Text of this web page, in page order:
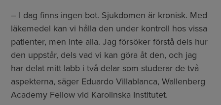
– I dag finns ingen bot. Sjukdomen är kronisk. Med
läkemedel kan vi hålla den under kontroll hos vissa
patienter, men inte alla. Jag försöker förstå dels hur
den uppstår, dels vad vi kan göra åt den, och jag
har delat mitt labb i två delar som studerar de två
aspekterna, säger Eduardo Villablanca, Wallenberg
Academy Fellow vid Karolinska Institutet.